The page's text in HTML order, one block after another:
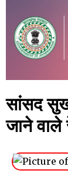
सांसद
जाने वाले